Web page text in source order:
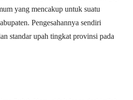
yang mencakup untuk suatu
Pengesahannya sendiri
standar upah tingkat provinsi pada